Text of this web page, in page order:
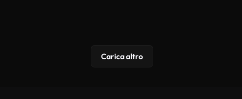
Carica altro